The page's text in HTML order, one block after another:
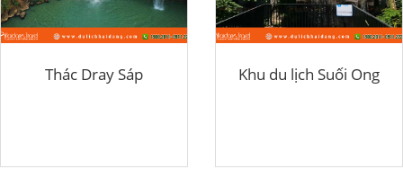
Thác Dray Sáp Khu du lịch Suối Ong